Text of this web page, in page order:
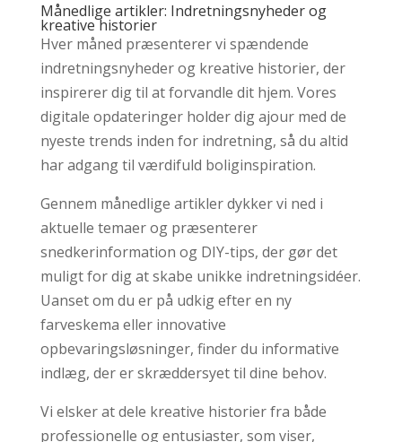
Månedlige artikler: Indretningsnyheder og
kreative historier
Hver måned præsenterer vi spændende
indretningsnyheder og kreative historier, der
inspirerer dig til at forvandle dit hjem. Vores
digitale opdateringer holder dig ajour med de
nyeste trends inden for indretning, så du altid
har adgang til værdifuld boliginspiration.
Gennem månedlige artikler dykker vi ned i
aktuelle temaer og præsenterer
snedkerinformation og DIY-tips, der gør det
muligt for dig at skabe unikke indretningsidéer.
Uanset om du er på udkig efter en ny
farveskema eller innovative
opbevaringsløsninger, finder du informative
indlæg, der er skræddersyet til dine behov.
Vi elsker at dele kreative historier fra både
professionelle og entusiaster, som viser,